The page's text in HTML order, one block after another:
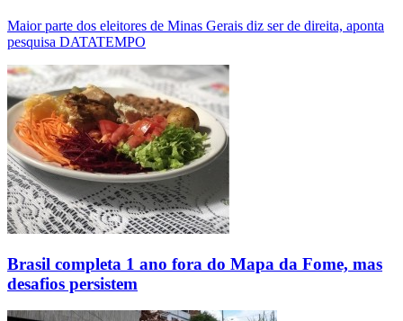
Maior parte dos eleitores de Minas Gerais diz ser de direita, aponta
pesquisa DATATEMPO
Brasil completa 1 ano fora do Mapa da Fome, mas
desafios persistem